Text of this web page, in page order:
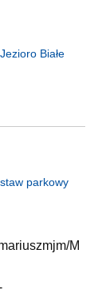
Białe
parkowy
M